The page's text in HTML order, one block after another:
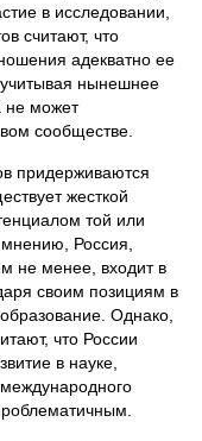
в исследовании,
считают, что
адекватно ее
нынешнее
не может
сообществе.
придерживаются
жесткой
той или
Россия,
не менее, входит в
своим позициям в
Однако,
что России
в науке,